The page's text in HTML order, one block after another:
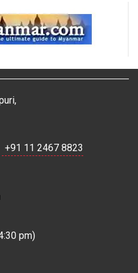
+91 11 2467 8823
pm)